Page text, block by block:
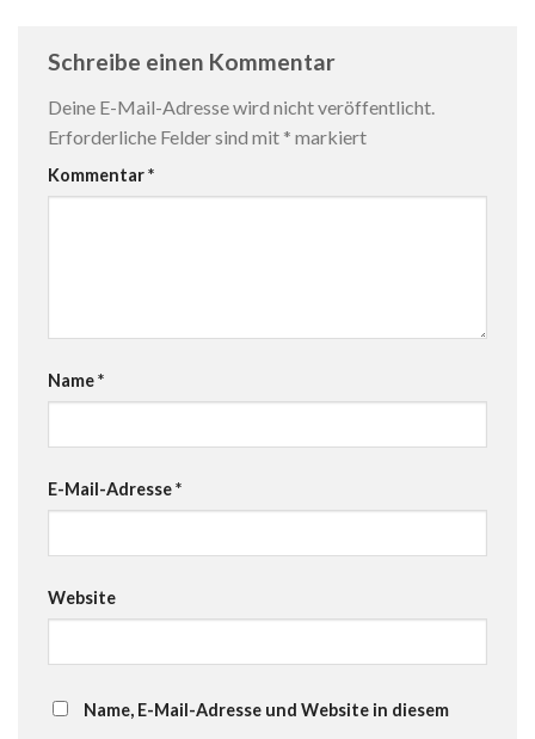
Schreibe einen Kommentar
Deine E-Mail-Adresse wird nicht veröffentlicht.
Erforderliche Felder sind mit * markiert
Kommentar*
Name*
E-Mail-Adresse*
Website
Name, E-Mail-Adresse und Website in diesem